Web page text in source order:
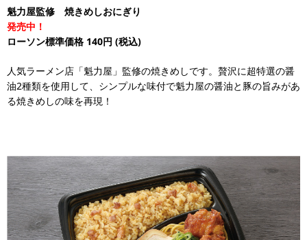
魁力屋監修 焼きめしおにぎり
発売中！
ローソン標準価格 140円 (税込)
人気ラーメン店「魁力屋」監修の焼きめしです。贅沢に超特選の醤
油2種類を使用して、シンプルな味付で魁力屋の醤油と豚の旨みがあ
る焼きめしの味を再現！